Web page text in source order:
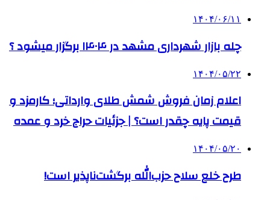
۱۴۰۴/۰۶/۱۱
چله بازار شهرداری مشهد در ۱۴۰۴ برگزار میشود ؟
۱۴۰۴/۰۵/۲۲
اعلام زمان فروش شمش طلای وارداتی؛ کارمزد و
قیمت پایه چقدر است؟ | جزئیات حراج خرد و عمده
۱۴۰۴/۰۵/۲۰
طرح خلع سلاح حزب‌الله برگشت‌ناپذیر است!